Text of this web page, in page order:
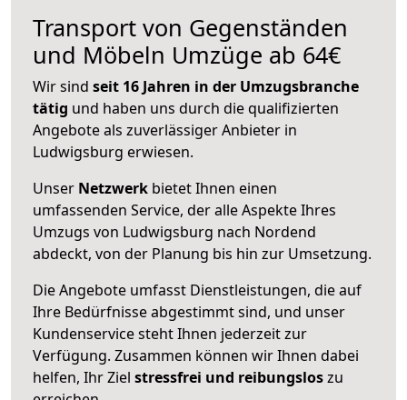
Transport von Gegenständen
und Möbeln Umzüge ab 64€
Wir sind seit 16 Jahren in der Umzugsbranche
tätig und haben uns durch die qualifizierten
Angebote als zuverlässiger Anbieter in
Ludwigsburg erwiesen.
Unser Netzwerk bietet Ihnen einen
umfassenden Service, der alle Aspekte Ihres
Umzugs von Ludwigsburg nach Nordend
abdeckt, von der Planung bis hin zur Umsetzung.
Die Angebote umfasst Dienstleistungen, die auf
Ihre Bedürfnisse abgestimmt sind, und unser
Kundenservice steht Ihnen jederzeit zur
Verfügung. Zusammen können wir Ihnen dabei
helfen, Ihr Ziel stressfrei und reibungsloszu